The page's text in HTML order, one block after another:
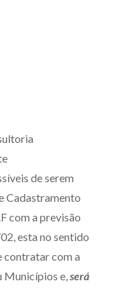
de Dados
de serem
Cadastramento
com a previsão
esta no sentido
contratar com a
Municípios e,será